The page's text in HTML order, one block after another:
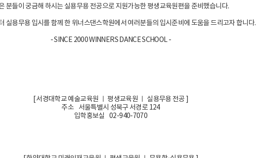
분들이 궁금해 하시는 실용무용 전공으로 지원가능한 평생교육원편을 준비했습니다.
실용무용 입시를 함께 한 위너스댄스학원에서 여러분들의 입시준비에 도움을 드리고자 합니다.
- SINCE 2000 WINNERS DANCE SCHOOL -
[ 서경대학교 예술교육원 ㅣ 평생교육원 ㅣ 실용무용 전공 ]
주소 서울특별시 성북구 서경로 124
입학홍보실 02-940-7070